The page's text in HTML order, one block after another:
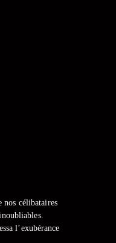
nos célibataires
l’exubérance